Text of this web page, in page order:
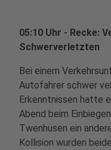
05:10 Uhr - Recke:
Schwerverletzten
Bei einem
Autofahrer schwer
Erkenntnissen hatte
Abend beim
Twenhusen ein
Kollision wurden